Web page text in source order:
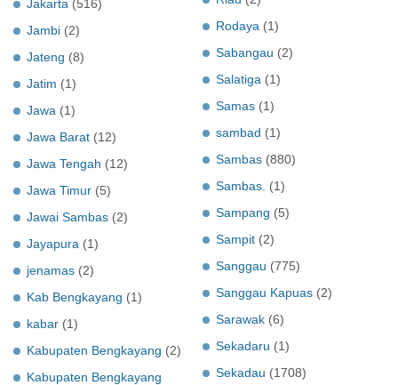
Jakarta (516)
Jambi (2)
Jateng (8)
Jatim (1)
Jawa (1)
Jawa Barat (12)
Jawa Tengah (12)
Jawa Timur (5)
Jawai Sambas (2)
Jayapura (1)
jenamas (2)
Kab Bengkayang (1)
kabar (1)
Kabupaten Bengkayang (2)
Kabupaten Bengkayang
Rodaya (1)
Sabangau (2)
Salatiga (1)
Samas (1)
sambad (1)
Sambas (880)
Sambas. (1)
Sampang (5)
Sampit (2)
Sanggau (775)
Sanggau Kapuas (2)
Sarawak (6)
Sekadaru (1)
Sekadau (1708)